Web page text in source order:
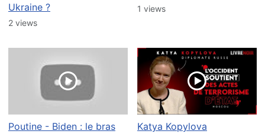
Ukraine ?
2 views
1 views
Poutine - Biden : le bras
Katya Kopylova